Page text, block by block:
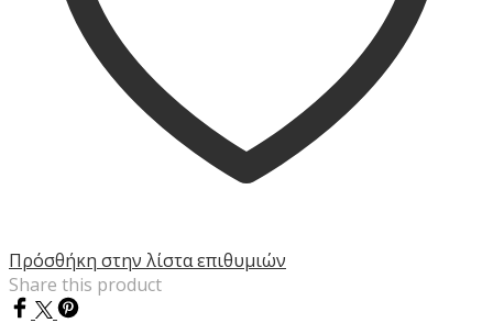
Πρόσθήκη στην λίστα επιθυμιών
Share this product